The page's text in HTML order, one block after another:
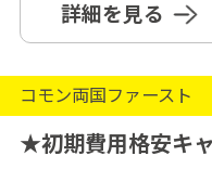
詳細を見る
コモン両国ファースト
★初期費用格安キ